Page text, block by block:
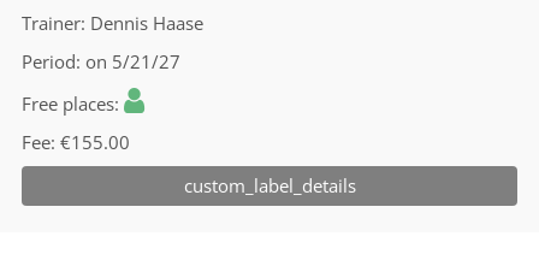
Trainer Dennis Haase
Period on 5/21/27
Free places
Fee €155.00
custom_label_details